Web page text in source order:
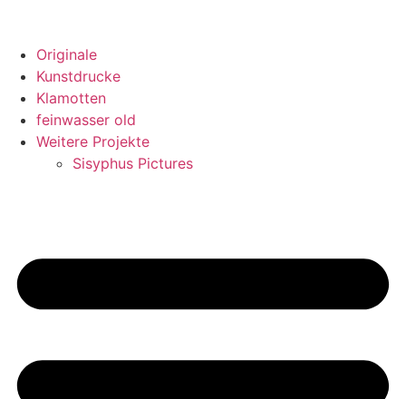
Originale
Kunstdrucke
Klamotten
feinwasser old
Weitere Projekte
Sisyphus Pictures